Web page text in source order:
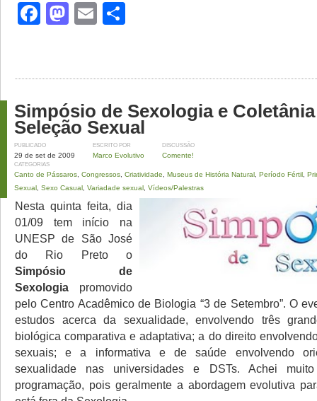
Facebook
Mastodon
Email
Simpósio de Sexologia e
Seleção Sexual
PUBLICADO
29 de set de 2009
ESCRITO POR
Marco Evolutivo
DISCUSSÃO
Comente!
CATEGORIAS
Canto de Pássaros Congressos Criatividade Museus de História Natural Período Fértil
Sexual Sexo Casual Variadade sexual Vídeos/Palestras
Nesta quinta feita, dia
01/09 tem início na
UNESP de São José
do Rio Preto o
Simpósio de
Sexologia promovido
pelo Centro Acadêmico de Biologia “3 de Setembro”. O
estudos acerca da sexualidade, envolvendo três
biológica comparativa e adaptativa; a do direito
sexuais; e a informativa e de saúde envolvendo
sexualidade nas universidades e DSTs. Achei
programação, pois geralmente a abordagem evolutiva